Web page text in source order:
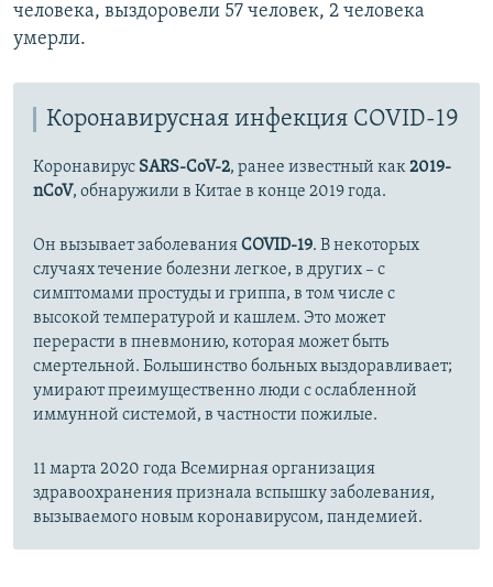
человека, выздоровели 57 человек, 2 человека
умерли.
Коронавирусная инфекция COVID-19
Коронавирус SARS-CoV-2, ранее известный как2019-
nCoV, обнаружили в Китае в конце 2019 года.
Он вызывает заболеванияCOVID-19. В некоторых
случаях течение болезни легкое, в других – с
симптомами простуды и гриппа, в том числе с
высокой температурой и кашлем. Это может
перерасти в пневмонию, которая может быть
смертельной. Большинство больных выздоравливает;
умирают преимущественно люди с ослабленной
иммунной системой, в частности пожилые.
11 марта 2020 года Всемирная организация
здравоохранения признала вспышку заболевания,
вызываемого новым коронавирусом, пандемией.